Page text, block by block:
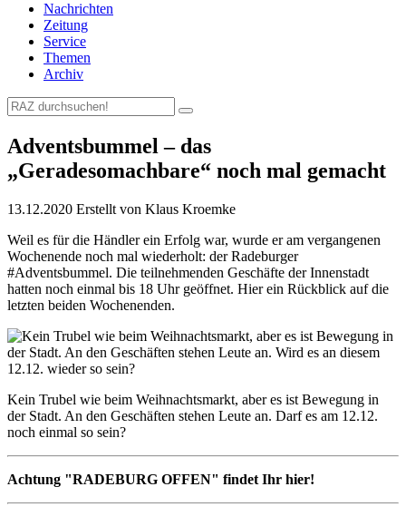
Nachrichten
Zeitung
Service
Themen
Archiv
Adventsbummel – das
„Geradesomachbare“ noch mal gemacht
13.12.2020 Erstellt von Klaus Kroemke
Weil es für die Händler ein Erfolg war, wurde er am vergangenen
Wochenende noch mal wiederholt: der Radeburger
#Adventsbummel. Die teilnehmenden Geschäfte der Innenstadt
hatten noch einmal bis 18 Uhr geöffnet. Hier ein Rückblick auf die
letzten beiden Wochenenden.
Kein Trubel wie beim Weihnachtsmarkt, aber es ist Bewegung in
der Stadt. An den Geschäften stehen Leute an. Darf es am 12.12.
noch einmal so sein?
Achtung "RADEBURG OFFEN" findet Ihr hier!